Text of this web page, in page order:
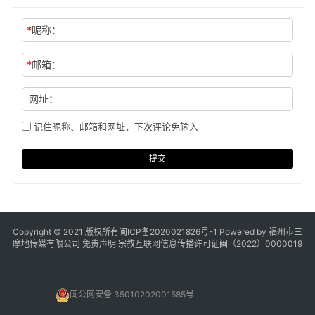
*昵称：
*邮箱：
网址：
记住昵称、邮箱和网址，下次评论免输入
提交
Copyright © 2021 版权所有闽ICP备2020021826号-1 Powered by 福州市三
摩地传媒有限公司 免责声明 宗教互联网信息传播许可证闽（2022）0000019
闽公网安备 35010202001585号